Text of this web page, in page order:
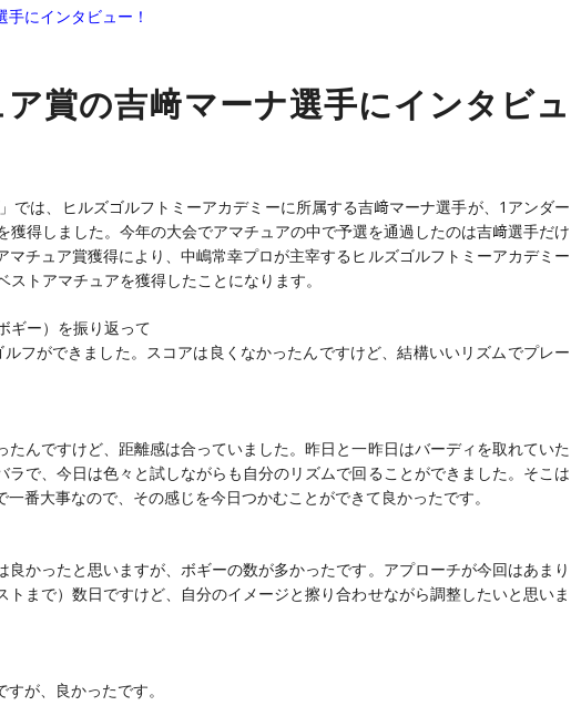
にインタビュー！
賞の吉﨑マーナ選手にインタビュ
では、ヒルズゴルフトミーアカデミーに所属する吉﨑マーナ選手が、1アンダー
獲得しました。今年の大会でアマチュアの中で予選を通過したのは吉﨑選手だけ
マチュア賞獲得により、中嶋常幸プロが主宰するヒルズゴルフトミーアカデミー
トアマチュアを獲得したことになります。
ギー）を振り返って
フができました。スコアは良くなかったんですけど、結構いいリズムでプレー
んですけど、距離感は合っていました。昨日と一昨日はバーディを取れていた
ラで、今日は色々と試しながらも自分のリズムで回ることができました。そこは
一番大事なので、その感じを今日つかむことができて良かったです。
かったと思いますが、ボギーの数が多かったです。アプローチが今回はあまり
トまで）数日ですけど、自分のイメージと擦り合わせながら調整したいと思いま
が、良かったです。